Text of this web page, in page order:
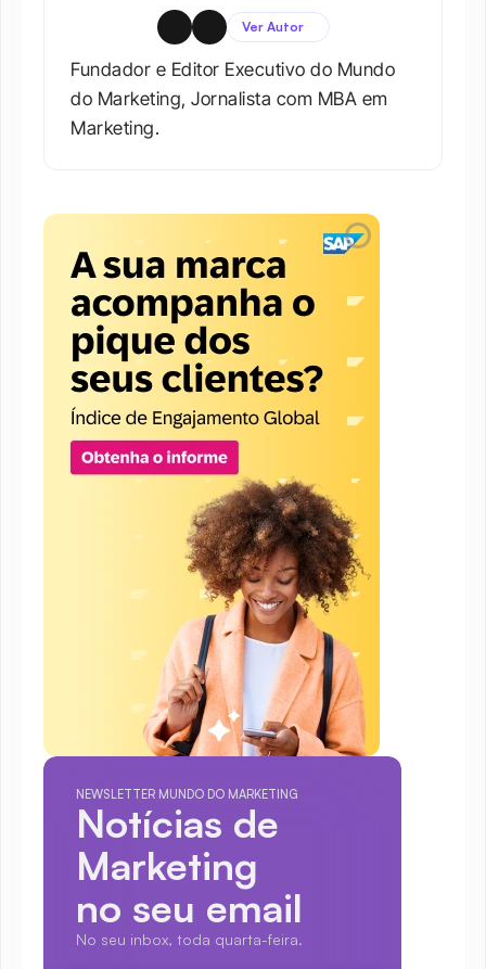
Ver Autor
Fundador e Editor Executivo do Mundo
do Marketing, Jornalista com MBA em
Marketing.
NEWSLETTER MUNDO DO MARKETING
Notícias de
Marketing
no seu email
No seu inbox, toda quarta-feira.